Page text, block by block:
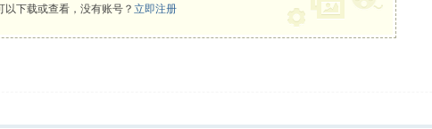
以下载或查看，没有账号？ 立即注册